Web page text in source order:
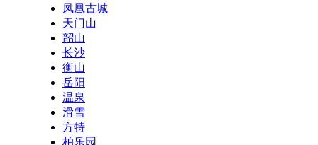
凤凰古城
天门山
韶山
长沙
衡山
岳阳
温泉
滑雪
方特
柏乐园